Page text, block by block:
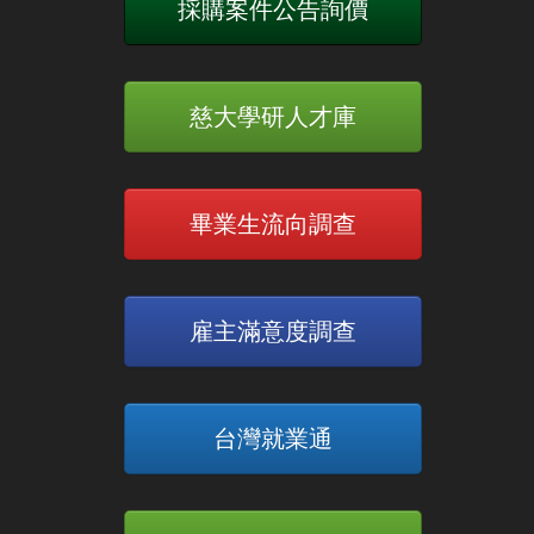
採購案件公告詢價
慈大學研人才庫
畢業生流向調查
雇主滿意度調查
台灣就業通